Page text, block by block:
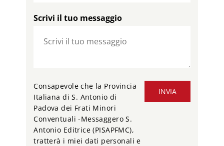
Scrivi il tuo messaggio
INVIA
Consapevole che la Provincia
Italiana di S. Antonio di
Padova dei Frati Minori
Conventuali -Messaggero S.
Antonio Editrice (PISAPFMC),
tratterà i miei dati personali e